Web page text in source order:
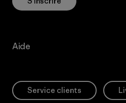
Aide
Service clients